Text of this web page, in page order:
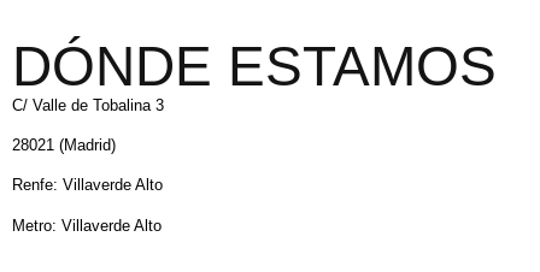
DÓNDE ESTAMOS
C/ Valle de Tobalina 3
28021 (Madrid)
Renfe: Villaverde Alto
Metro: Villaverde Alto